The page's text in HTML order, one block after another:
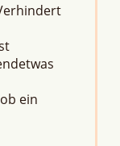
ein